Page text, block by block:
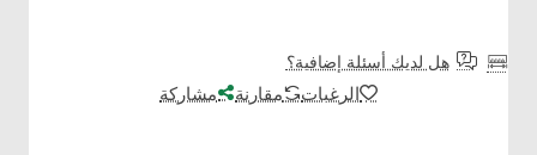
هل لديك أسئلة إضافية؟
الرغبات مقارنة مشاركة